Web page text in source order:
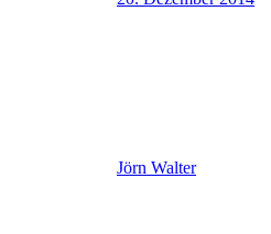
Jörn Walter